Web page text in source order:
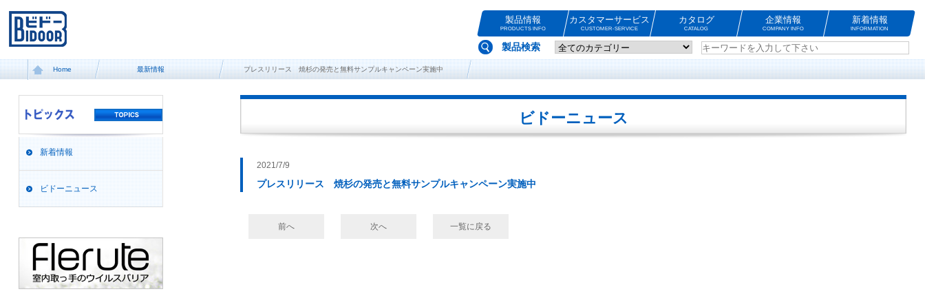
製品情報
PRODUCTS INFO
カスタマーサービス
CUSTOMER-SERVICE
カタログ
CATALOG
企業情報
COMPANY INFO
新着情報
INFORMATION
製品検索
Home 最新情報 プレスリリース 焼杉の発売と無料サンプルキャンペーン実施中
新着情報
ビドーニュース
ビドーニュース
2021/7/9
プレスリリース 焼杉の発売と無料サンプルキャンペーン実施中
前へ 次へ 一覧に戻る